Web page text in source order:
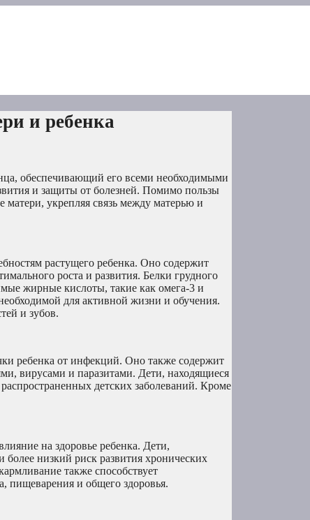
и ребенка
обеспечивающий его всеми необходимыми
и защиты от болезней. Помимо пользы
матери, укрепляя связь между матерью и
растущего ребенка. Оно содержит
роста и развития. Белки грудного
жирные кислоты, такие как омега-3 и
для активной жизни и обучения.
и зубов.
ребенка от инфекций. Оно также содержит
вирусами и паразитами. Дети, находящиеся
детских заболеваний. Кроме
на здоровье ребенка. Дети,
низкий риск развития хронических
также способствует
пищеварения и общего здоровья.